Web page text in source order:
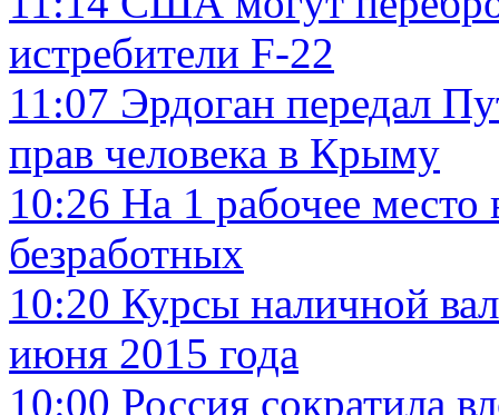
истребители F-22
11:07 Эрдоган передал
прав человека в Крыму
10:26 На 1 рабочее место
безработных
10:20 Курсы наличной
июня 2015 года
10:00 Россия сократила